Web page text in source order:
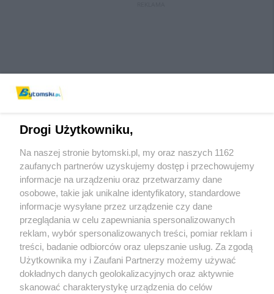
Wydawca mediów lokalnych
Nie zapomnij
zapoznać się z:
polityką prywatności regulamin korzystania z portali
Twojemiasto
Piekary Śląskie
Skontaktuj sięz nami
Kontakt
Drogi Użytkowniku,
Na naszej stronie bytomski.pl, my oraz naszych 1162
zaufanych partnerów uzyskujemy dostęp i przechowujemy
informacje na urządzeniu oraz przetwarzamy dane
osobowe, takie jak unikalne identyfikatory, standardowe
informacje wysyłane przez urządzenie czy dane
przeglądania w celu zapewniania spersonalizowanych
reklam, wybór spersonalizowanych treści, pomiar reklam i
treści, badanie odbiorców oraz ulepszanie usług. Za zgodą
Użytkownika my i Zaufani Partnerzy możemy używać
dokładnych danych geolokalizacyjnych oraz aktywnie
skanować charakterystykę urządzenia do celów